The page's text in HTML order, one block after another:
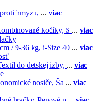
hmyzu, ... viac
kočíky, S ... viac
/ 9-36 kg, i-Size 40 ... viac
do detskej izby, ... viac
nosiče, Ša ... viac